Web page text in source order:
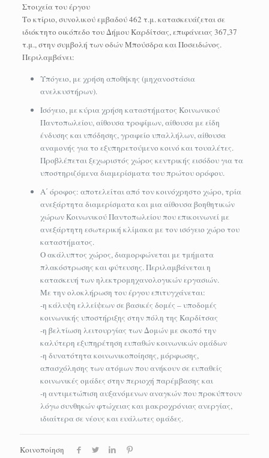
Στοιχεία του έργου
Το κτίριο, συνολικού εμβαδού 462 τ.μ. κατασκευάζεται σε
ιδιόκτητο οικόπεδο του Δήμου Καρδίτσας, επιφάνειας 367,37
τ.μ., στην συμβολή των οδών Μπούσδρα και Ποσειδώνος.
Περιλαμβάνει:
Υπόγειο, με χρήση αποθήκης (μηχανοστάσια
ανελκυστήρων).
Ισόγειο, με κύρια χρήση καταστήματος Κοινωνικού
Παντοπωλείου, αίθουσα τροφίμων, αίθουσα με είδη
ένδυσης και υπόδησης, γραφείο υπαλλήλων, αίθουσα
αναμονής για το εξυπηρετούμενο κοινό και τουαλέτες.
Προβλέπεται ξεχωριστός χώρος κεντρικής εισόδου για τα
υποστηριζόμενα διαμερίσματα του πρώτου ορόφου.
Α΄ όροφος: αποτελείται από τον κοινόχρηστο χώρο, τρία
ανεξάρτητα διαμερίσματα και μια αίθουσα βοηθητικών
χώρων Κοινωνικού Παντοπωλείου που επικοινωνεί με
ανεξάρτητη εσωτερική κλίμακα με τον ισόγειο χώρο του
καταστήματος.
Ο ακάλυπτος χώρος, διαμορφώνεται με τμήματα
πλακόστρωσης και φύτευσης. Περιλαμβάνεται η
κατασκευή των ηλεκτρομηχανολογικών εργασιών.
Με την ολοκλήρωση του έργου επιτυγχάνεται:
-η κάλυψη ελλείψεων σε βασικές δομές – υποδομές
κοινωνικής υποστήριξης στην πόλη της Καρδίτσας
-η βελτίωση λειτουργίας των Δομών με σκοπό την
καλύτερη εξυπηρέτηση ευπαθών κοινωνικών ομάδων
-η δυνατότητα κοινωνικοποίησης, μόρφωσης,
απασχόλησης των ατόμων που ανήκουν σε ευπαθείς
κοινωνικές ομάδες στην περιοχή παρέμβασης και
-η αντιμετώπιση αυξανόμενων αναγκών που προκύπτουν
λόγω συνθηκών φτώχειας και μακροχρόνιας ανεργίας,
ιδιαίτερα σε νέους και ευάλωτες ομάδες.
Κοινοποίηση